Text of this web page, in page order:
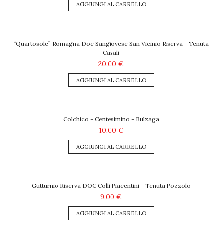
AGGIUNGI AL CARRELLO
“Quartosole” Romagna Doc Sangiovese San Vicinio Riserva - Tenuta
Casali
20,00 €
AGGIUNGI AL CARRELLO
Colchico - Centesimino - Bulzaga
10,00 €
AGGIUNGI AL CARRELLO
Gutturnio Riserva DOC Colli Piacentini - Tenuta Pozzolo
9,00 €
AGGIUNGI AL CARRELLO